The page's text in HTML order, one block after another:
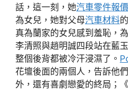
話，這一刻，她汽車零件報價
為女兒，她對父母汽車材料
真為蘭家的女兒感到羞恥，
李清照與趙明誠四段站在藍
整個後背都被冷汗浸濕了。
花壇後面的兩個人，告訴他
外，還有喜劇戀愛的終局；